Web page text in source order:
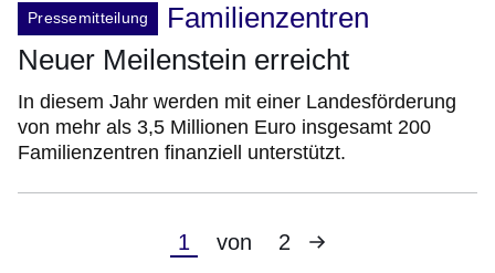
Pressemitteilung
Familienzentren
Neuer Meilenstein erreicht
In diesem Jahr werden mit einer Landesförderung
von mehr als 3,5 Millionen Euro insgesamt 200
Familienzentren finanziell unterstützt.
Aktuelle
1 von 2
Nächste